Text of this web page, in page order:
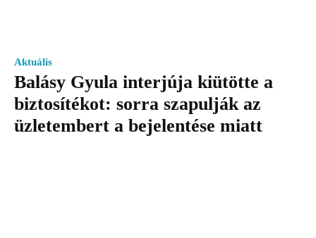
Aktuális
Balásy Gyula interjúja kiütötte a
biztosítékot: sorra szapulják az
üzletembert a bejelentése miatt